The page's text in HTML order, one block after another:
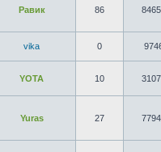
Равик 86
vika 0
YOTA 10
Yuras 27